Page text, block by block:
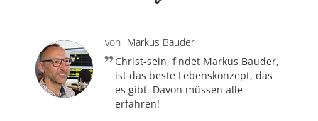
von Markus Bauder
Christ-sein, findet Markus Bauder,
ist das beste Lebenskonzept, das
es gibt. Davon müssen alle
erfahren!